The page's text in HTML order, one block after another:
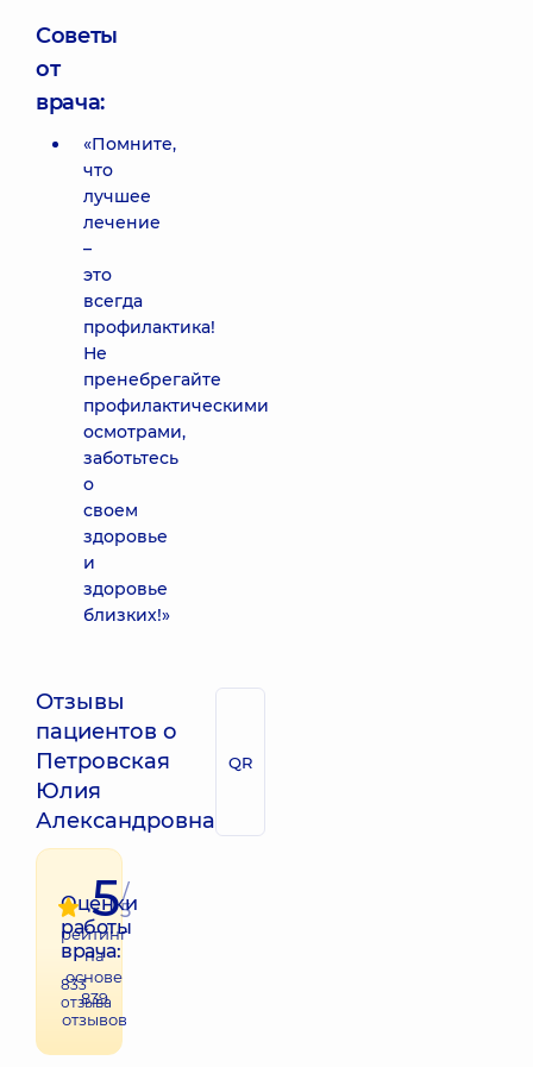
Советы
от
врача:
«Помните,
что
лучшее
лечение
–
это
всегда
профилактика!
Не
пренебрегайте
профилактическими
осмотрами,
заботьтесь
о
своем
здоровье
и
здоровье
близких!»
Отзывы
пациентов о
Петровская
Юлия
Александровна
QR
Оценки
работы
врача:
833
отзыва
5/
5
рейтинг
на
основе
839
отзывов